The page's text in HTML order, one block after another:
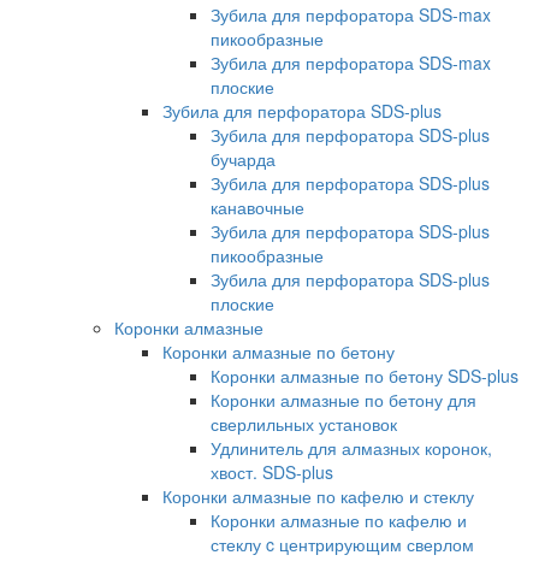
Зубила для перфоратора SDS-max
пикообразные
Зубила для перфоратора SDS-max
плоские
Зубила для перфоратора SDS-plus
Зубила для перфоратора SDS-plus
бучарда
Зубила для перфоратора SDS-plus
канавочные
Зубила для перфоратора SDS-plus
пикообразные
Зубила для перфоратора SDS-plus
плоские
Коронки алмазные
Коронки алмазные по бетону
Коронки алмазные по бетону SDS-plus
Коронки алмазные по бетону для
сверлильных установок
Удлинитель для алмазных коронок,
хвост. SDS-plus
Коронки алмазные по кафелю и стеклу
Коронки алмазные по кафелю и
стеклу c центрирующим сверлом